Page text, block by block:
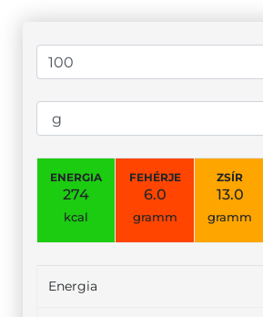
ENERGIA
274
kcal
FEHÉRJE
6.0
gramm
ZSÍR
13.0
gramm
Energia